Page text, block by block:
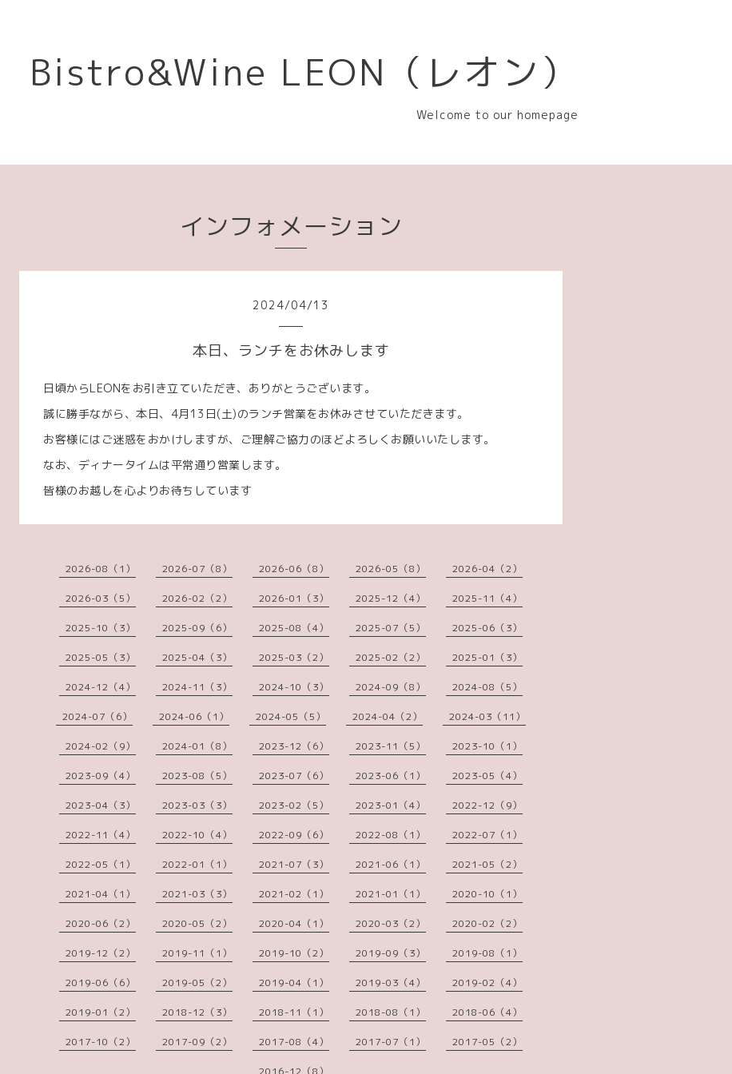
Bistro&Wine LEON（レオン）
Welcome to our homepage
インフォメーション
2024/04/13
本日、ランチをお休みします
日頃からLEONをお引き立ていただき、ありがとうございます。
誠に勝手ながら、本日、4月13日(土)のランチ営業をお休みさせていただきます。
お客様にはご迷惑をおかけしますが、ご理解ご協力のほどよろしくお願いいたします。
なお、ディナータイムは平常通り営業します。
皆様のお越しを心よりお待ちしています
2026-08（1） 2026-07（8） 2026-06（8） 2026-05（8） 2026-04（2）
2026-03（5） 2026-02（2） 2026-01（3） 2025-12（4） 2025-11（4）
2025-10（3） 2025-09（6） 2025-08（4） 2025-07（5） 2025-06（3）
2025-05（3） 2025-04（3） 2025-03（2） 2025-02（2） 2025-01（3）
2024-12（4） 2024-11（3） 2024-10（3） 2024-09（8） 2024-08（5）
2024-07（6） 2024-06（1） 2024-05（5） 2024-04（2） 2024-03（11）
2024-02（9） 2024-01（8） 2023-12（6） 2023-11（5） 2023-10（1）
2023-09（4） 2023-08（5） 2023-07（6） 2023-06（1） 2023-05（4）
2023-04（3） 2023-03（3） 2023-02（5） 2023-01（4） 2022-12（9）
2022-11（4） 2022-10（4） 2022-09（6） 2022-08（1） 2022-07（1）
2022-05（1） 2022-01（1） 2021-07（3） 2021-06（1） 2021-05（2）
2021-04（1） 2021-03（3） 2021-02（1） 2021-01（1） 2020-10（1）
2020-06（2） 2020-05（2） 2020-04（1） 2020-03（2） 2020-02（2）
2019-12（2） 2019-11（1） 2019-10（2） 2019-09（3） 2019-08（1）
2019-06（6） 2019-05（2） 2019-04（1） 2019-03（4） 2019-02（4）
2019-01（2） 2018-12（3） 2018-11（1） 2018-08（1） 2018-06（4）
2017-10（2） 2017-09（2） 2017-08（4） 2017-07（1） 2017-05（2）
2016-12（8）